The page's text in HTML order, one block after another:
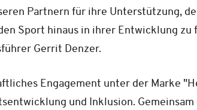
Partnern für ihre Unterstützung,
Sport hinaus in ihrer Entwicklung
Gerrit Denzer.
Engagement unter der Marke
und Inklusion.